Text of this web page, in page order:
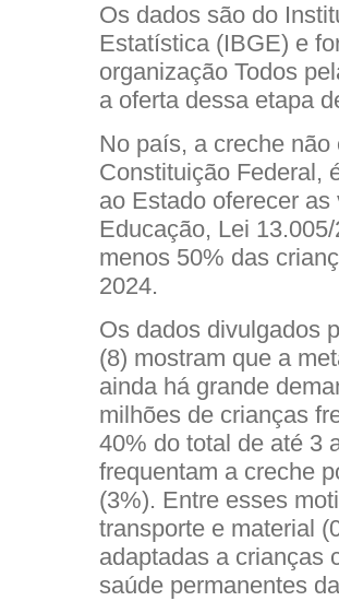
Os dados são do
Estatística (IBGE) e
organização Todos
a oferta dessa etapa
No país, a creche
Constituição Federal,
ao Estado oferecer
Educação, Lei
menos 50% das
2024.
Os dados divulgados
(8) mostram que a
ainda há grande
milhões de crianças
40% do total de até 3
frequentam a creche
(3%). Entre esses
transporte e material
adaptadas a crianças
saúde permanentes